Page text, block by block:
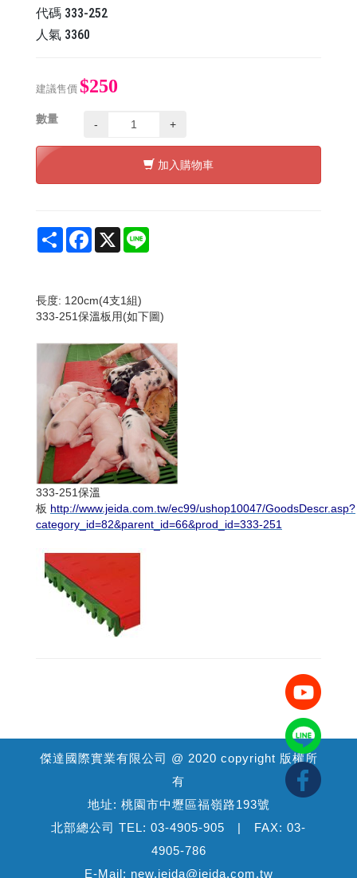
代碼 333-252
人氣 3360
建議售價 $250
數量 - +
加入購物車
Share Facebook
X
長度: 120cm(4支1組)
333-251保溫板用(如下圖)
333-251保溫
板 http://www.jeida.com.tw/ec99/ushop10047/GoodsDescr.asp?
category_id=82&parent_id=66&prod_id=333-251
傑達國際實業有限公司 @ 2020 copyright 版權所
有
地址: 桃園市中壢區福嶺路193號
北部總公司 TEL: 03-4905-905 | FAX: 03-
4905-786
E-Mail: new.jeida@jeida.com.tw